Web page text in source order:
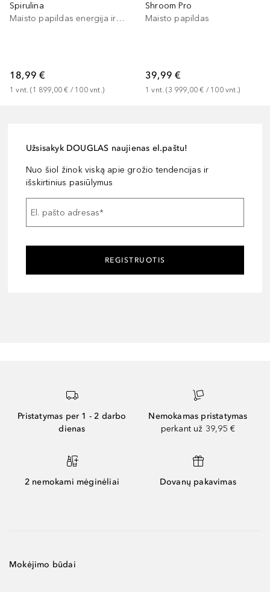
Spirulina
Maisto papildas energija ir dėmesys
18,99 €
1 vnt. (1 899,00 € / 100 vnt.)
Shroom Pro
Maisto papildas
39,99 €
1 vnt. (3 999,00 € / 100 vnt.)
Užsisakyk DOUGLAS naujienas el.paštu!
Nuo šiol žinok viską apie grožio tendencijas ir
išskirtinius pasiūlymus
El. pašto adresas*
REGISTRUOTIS
Pristatymas per 1 - 2 darbo
dienas
Nemokamas pristatymas
perkant už 39,95 €
2 nemokami mėginėliai Dovanų pakavimas
Mokėjimo būdai